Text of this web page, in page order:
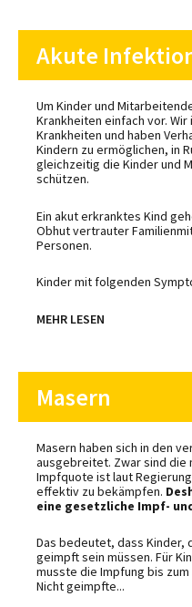
Akute
Um Kinder und
Krankheiten einfach vor.
Krankheiten und haben
Kindern zu ermöglichen, in
gleichzeitig die Kinder und
schützen.
Ein akut erkranktes Kind
Obhut vertrauter
Personen.
Kinder mit folgenden
MEHR LESEN
Masern
Masern haben sich in den
ausgebreitet. Zwar sind die
Impfquote ist laut
effektiv zu bekämpfen.
eine gesetzliche Impf-
Das bedeutet, dass Kinder,
geimpft sein müssen. Für
musste die Impfung bis
Nicht geimpfte...